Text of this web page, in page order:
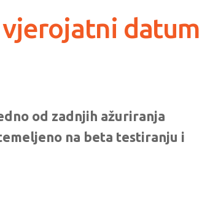
od zadnjih ažuriranja
na beta testiranju i